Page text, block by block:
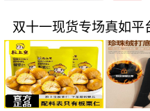
双十一现货专场真如平